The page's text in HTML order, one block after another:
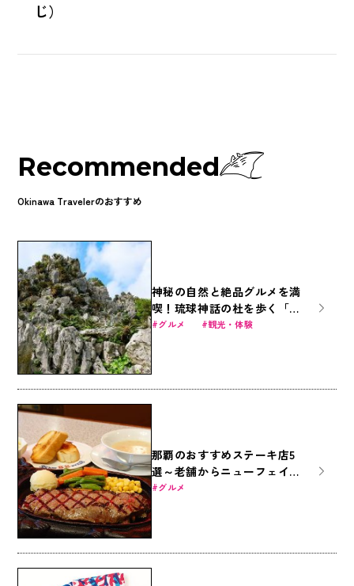
じ）
Recommended
Okinawa Travelerのおすすめ
神秘の自然と絶品グルメを満
喫！琉球神話の杜を歩く「ア
スムイハイクス」
グルメ 観光・体験
那覇のおすすめステーキ店5
選～老舗からニューフェイス
まで～
グルメ